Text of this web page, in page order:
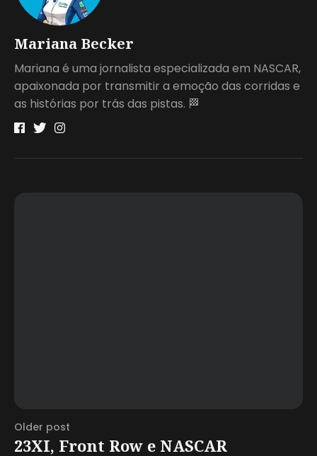
Mariana Becker
Mariana é uma jornalista especializada em NASCAR,
apaixonada por transmitir a emoção das corridas e
as histórias por trás das pistas. 🏁
Older post
23XI, Front Row e NASCAR